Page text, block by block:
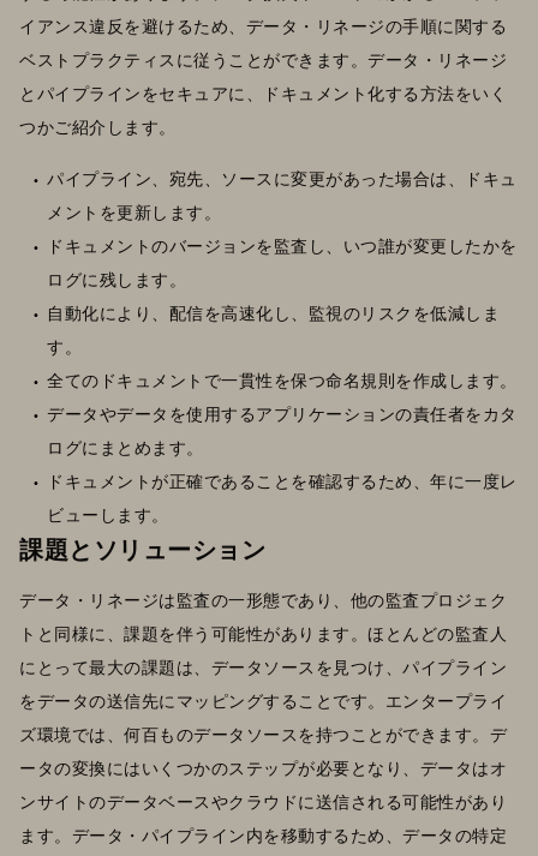
イアンス違反を避けるため、データ・リネージの手順に関する
ベストプラクティスに従うことができます。データ・リネージ
とパイプラインをセキュアに、ドキュメント化する方法をいく
つかご紹介します。
パイプライン、宛先、ソースに変更があった場合は、ドキュ
メントを更新します。
ドキュメントのバージョンを監査し、いつ誰が変更したかを
ログに残します。
自動化により、配信を高速化し、監視のリスクを低減しま
す。
全てのドキュメントで一貫性を保つ命名規則を作成します。
データやデータを使用するアプリケーションの責任者をカタ
ログにまとめます。
ドキュメントが正確であることを確認するため、年に一度レ
ビューします。
課題とソリューション
データ・リネージは監査の一形態であり、他の監査プロジェク
トと同様に、課題を伴う可能性があります。ほとんどの監査人
にとって最大の課題は、データソースを見つけ、パイプライン
をデータの送信先にマッピングすることです。エンタープライ
ズ環境では、何百ものデータソースを持つことができます。デ
ータの変換にはいくつかのステップが必要となり、データはオ
ンサイトのデータベースやクラウドに送信される可能性があり
ます。データ・パイプライン内を移動するため、データの特定